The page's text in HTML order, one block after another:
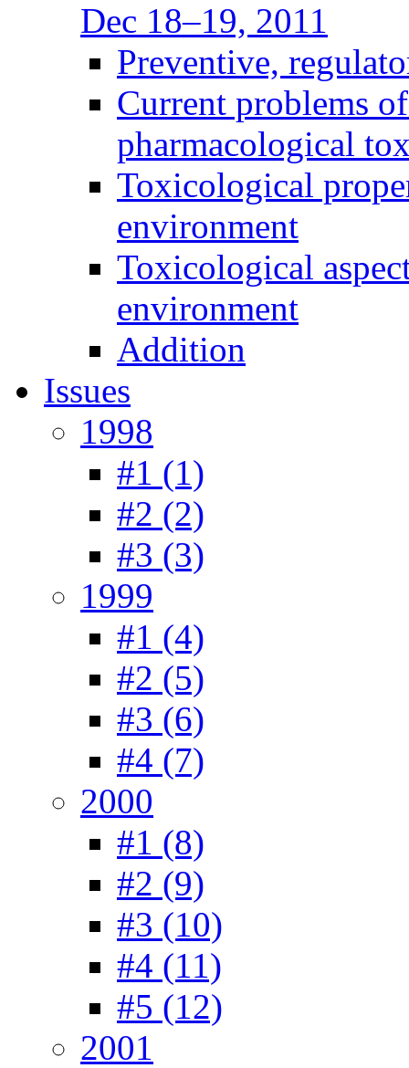
Dec 18–19, 2011
Preventive,
Current problems
pharmacological
Toxicological
environment
Toxicological
environment
Addition
Issues
1998
#1 (1)
#2 (2)
#3 (3)
1999
#1 (4)
#2 (5)
#3 (6)
#4 (7)
2000
#1 (8)
#2 (9)
#3 (10)
#4 (11)
#5 (12)
2001